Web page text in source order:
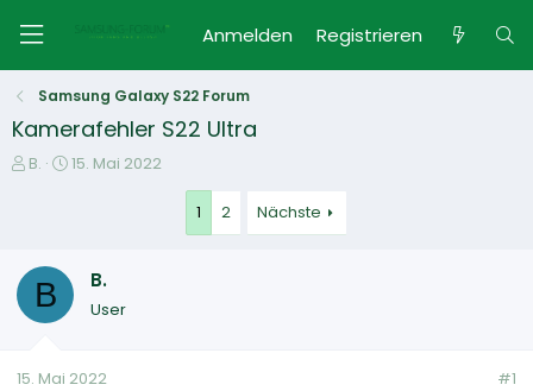
Anmelden Registrieren
Samsung Galaxy S22 Forum
Kamerafehler S22 Ultra
E
e
B.
E
l
l
m
15. Mai 2022
1 2 Nächste
B B.
User
15. Mai 2022 #1